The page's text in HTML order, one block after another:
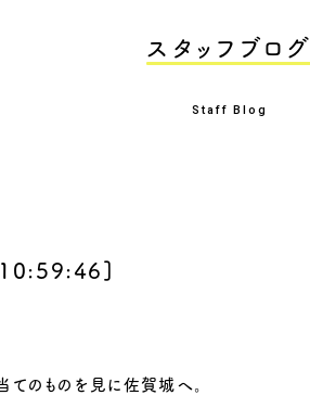
スタッフブログ
Staff Blog
]
てのものを見に佐賀城へ。